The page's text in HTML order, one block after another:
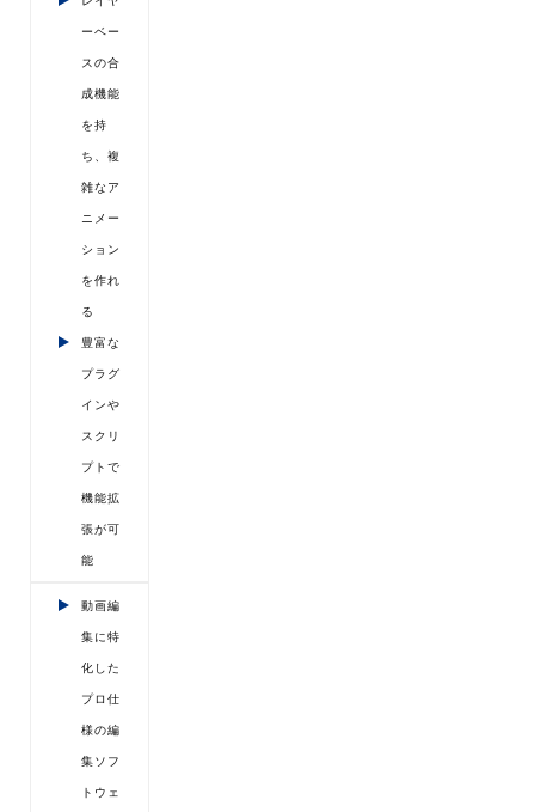
ーベー
スの合
成機能
を持
ち、複
雑なア
ニメー
ション
を作れ
る
豊富な
プラグ
インや
スクリ
プトで
機能拡
張が可
能
動画編
集に特
化した
プロ仕
様の編
集ソフ
トウェ